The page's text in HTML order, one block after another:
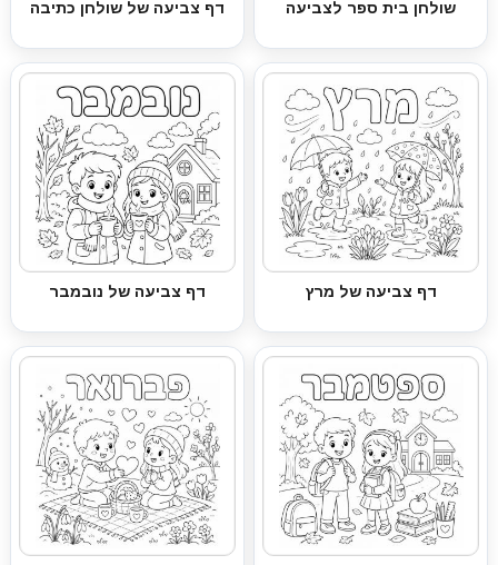
שולחן בית ספר לצביעה דף צביעה של שולחן כתיבה
דף צביעה של מרץ דף צביעה של נובמבר